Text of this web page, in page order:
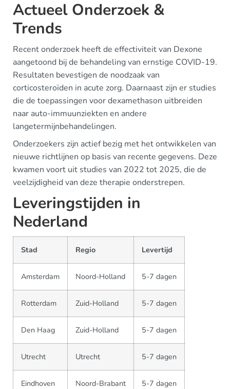
Actueel Onderzoek &
Trends
Recent onderzoek heeft de effectiviteit van Dexone
aangetoond bij de behandeling van ernstige COVID-19.
Resultaten bevestigen de noodzaak van
corticosteroïden in acute zorg. Daarnaast zijn er studies
die de toepassingen voor dexamethason uitbreiden
naar auto-immuunziekten en andere
langetermijnbehandelingen.
Onderzoekers zijn actief bezig met het ontwikkelen van
nieuwe richtlijnen op basis van recente gegevens. Deze
kwamen voort uit studies van 2022 tot 2025, die de
veelzijdigheid van deze therapie onderstrepen.
Leveringstijden in
Nederland
Stad Regio Levertijd
Amsterdam Noord-Holland 5-7 dagen
Rotterdam Zuid-Holland 5-7 dagen
Den Haag Zuid-Holland 5-7 dagen
Utrecht Utrecht 5-7 dagen
Eindhoven Noord-Brabant 5-7 dagen